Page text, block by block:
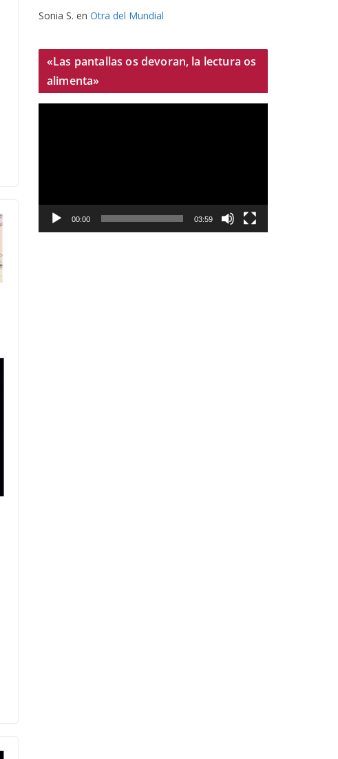
Sonia S. en Otra del Mundial
«Las pantallas os devoran, la lectura os
alimenta»
c
00:00 03:59